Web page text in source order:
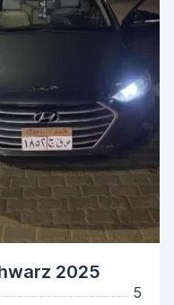
2025
5